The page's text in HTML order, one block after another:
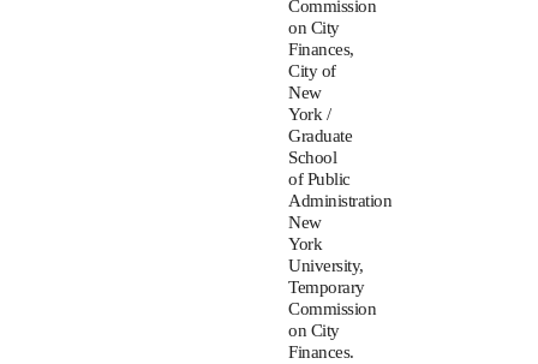
Commission
on City
Finances,
City of
New
York /
Graduate
School
of Public
Administration
New
York
University,
Temporary
Commission
on City
Finances.